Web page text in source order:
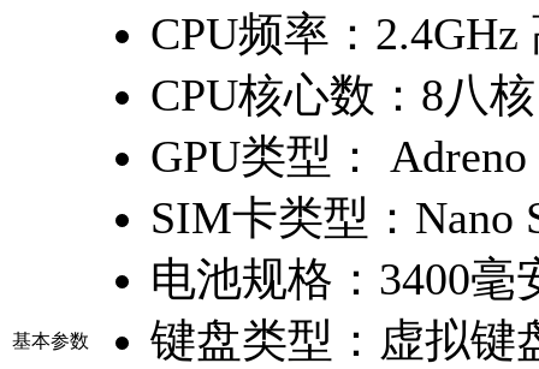
基本参数
CPU频率： 2.4GHz
CPU核心数： 8八核
GPU类型：
Adreno
SIM卡类型： Nano
电池规格： 3400毫
键盘类型： 虚拟键